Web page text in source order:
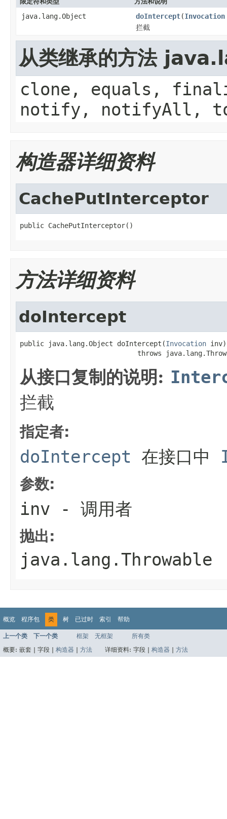
java.lang.Object doIntercept(Invocation
拦截
从类继承的方法
clone, equals,
notify, notifyAll,
构造器详细资料
CachePutInterceptor
public CachePutInterceptor()
方法详细资料
doIntercept
public java.lang.Object doIntercept(Invocation inv)
throws
从接口复制的说明:
拦截
指定者:
doIntercept 在接口中
参数:
inv - 调用者
抛出:
java.lang.Throwable
概览 程序包 类 树 已过时 索引 帮助
上一个类 下一个类 框架 无框架
所有类
概要: 嵌套 | 字段 | 构造器 方法 详细资料: 字段 | 构造器 方法